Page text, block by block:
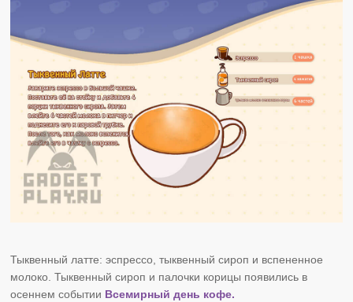
Тыквенный латте: эспрессо, тыквенный сироп и вспененное
молоко. Тыквенный сироп и палочки корицы появились в
осеннем событии Всемирный день кофе.